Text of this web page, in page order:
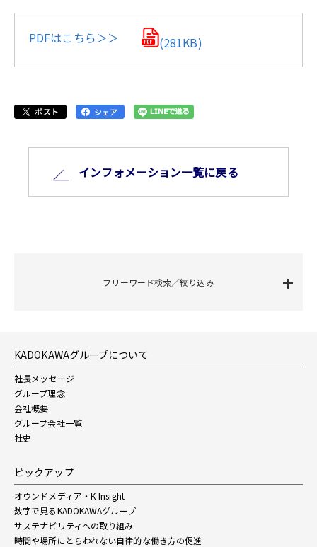
PDFはこちら＞＞ (281KB)
インフォメーション⼀覧に戻る
フリーワード検索／絞り込み
KADOKAWAグループについて
社長メッセージ
グループ理念
会社概要
グループ会社一覧
社史
ピックアップ
オウンドメディア・K-Insight
数字で見るKADOKAWAグループ
サステナビリティへの取り組み
時間や場所にとらわれない自律的な働き方の促進